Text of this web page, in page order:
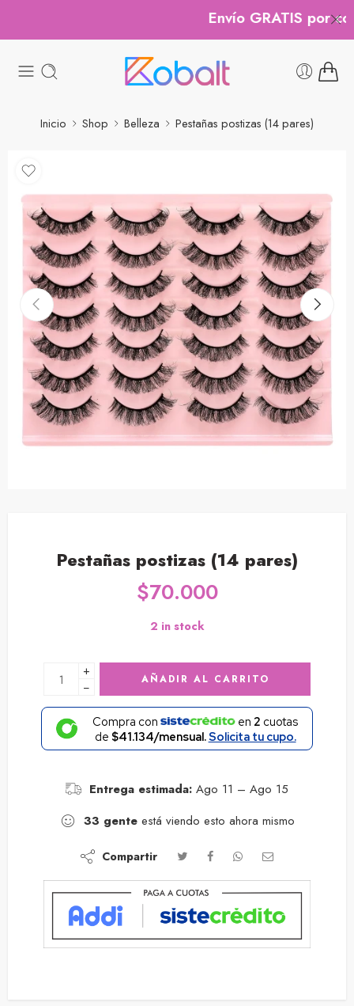
Envío GRATIS por
Inicio Shop Belleza Pestañas postizas (14 pares)
Pestañas postizas (14 pares)
$70.000
2 in stock
+
−
AÑADIR AL CARRITO
Compra con en 2 cuotas
de $41.134/mensual.Solicita tu cupo.
Entrega estimada: Ago 11 – Ago 15
33 genteestá viendo esto ahora mismo
Compartir